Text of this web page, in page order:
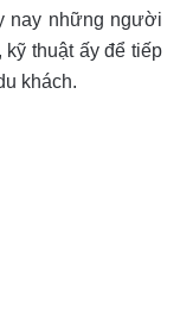
nay những người
thuật ấy để tiếp
khách.